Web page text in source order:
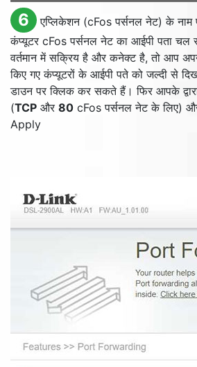
6
एप्लिकेशन (cFos पर्सनल नेट) के नाम
कंप्यूटर cFos पर्सनल नेट का आईपी पता चल
वर्तमान में सक्रिय है और कनेक्ट है, तो आप
किए गए कंप्यूटरों के आईपी पते को जल्दी से
डाउन पर क्लिक कर सकते हैं। फिर आपके द्वारा
(TCP और 80 cFos पर्सनल नेट के लिए)
Apply